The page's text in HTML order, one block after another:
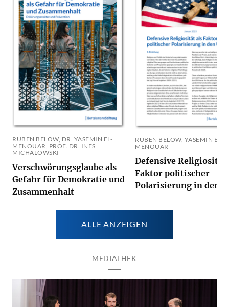
RUBEN BELOW, DR. YASEMIN EL-
MENOUAR, PROF. DR. INES
MICHALOWSKI
Verschwörungsglaube als
Gefahr für Demokratie und
Zusammenhalt
RUBEN BELOW, YASEMIN EL-
MENOUAR
Defensive Religiosität
Faktor politischer
Polarisierung in den
ALLE ANZEIGEN
MEDIATHEK